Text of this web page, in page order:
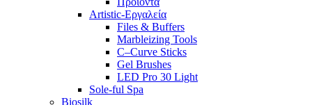
Artistic-Εργαλεία
Files & Buffers
Marbleizing Tools
C–Curve Sticks
Gel Brushes
LED Pro 30 Light
Sole-ful Spa
Biosilk